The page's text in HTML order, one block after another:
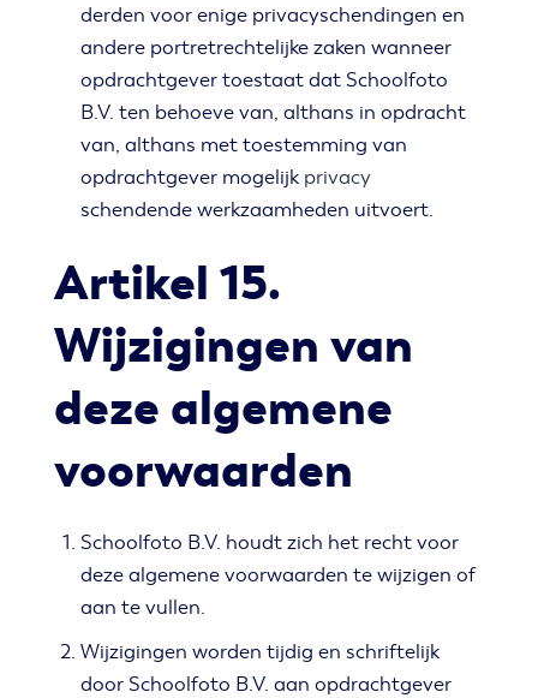
derden voor enige privacyschendingen en
andere portretrechtelijke zaken wanneer
opdrachtgever toestaat dat Schoolfoto
B.V. ten behoeve van, althans in opdracht
van, althans met toestemming van
opdrachtgever mogelijk privacy
schendende werkzaamheden uitvoert.
Artikel 15.
Wijzigingen van
deze algemene
voorwaarden
Schoolfoto B.V. houdt zich het recht voor
deze algemene voorwaarden te wijzigen of
aan te vullen.
Wijzigingen worden tijdig en schriftelijk
door Schoolfoto B.V. aan opdrachtgever